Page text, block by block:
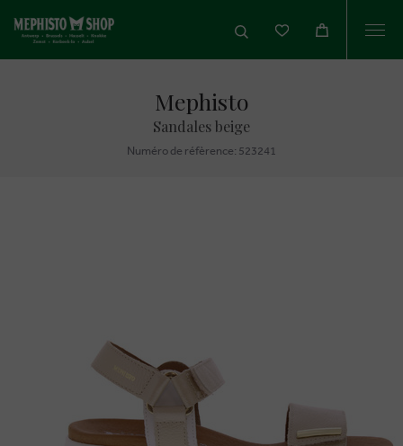
Mephisto
Sandales beige
Numéro de réfèrence: 523241